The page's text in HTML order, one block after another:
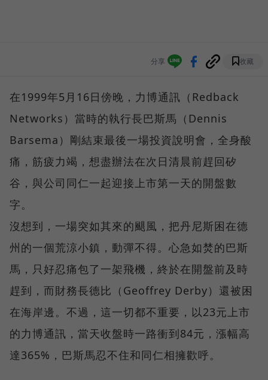
分享 收藏
在1999年5月16日傍晚，力博通訊（Redback
Networks）當時的執行長巴斯馬（Dennis
Barsema）剛結束最後一場投資說明會，全身酸
痛，筋疲力竭，想盡辦法在次日清晨前趕回矽
谷，與公司同仁一起迎接上市第一天的開盤數
字。
沒想到，一場突如其來的颶風，把丹尼斯困在德
州的一個荒涼小鎮，動彈不得。心急如焚的巴斯
馬，只好忍痛包了一架飛機，終於在開盤前及時
趕到，而財務長德比（Geoffrey Derby）還被困
在海岸邊。不過，這一切都不重要，以23元上市
的力博通訊，當天收盤時一路衝到84元，漲幅高
達365%，巴斯馬忍不住和同仁相擁歡呼。